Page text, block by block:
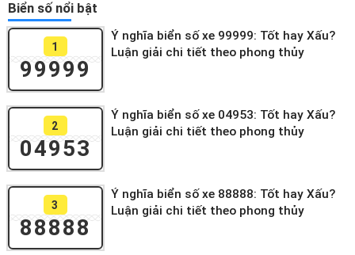
Biển số nổi bật
1
99999
Ý nghĩa biển số xe 99999: Tốt hay Xấu?
Luận giải chi tiết theo phong thủy
2
04953
Ý nghĩa biển số xe 04953: Tốt hay Xấu?
Luận giải chi tiết theo phong thủy
3
88888
Ý nghĩa biển số xe 88888: Tốt hay Xấu?
Luận giải chi tiết theo phong thủy